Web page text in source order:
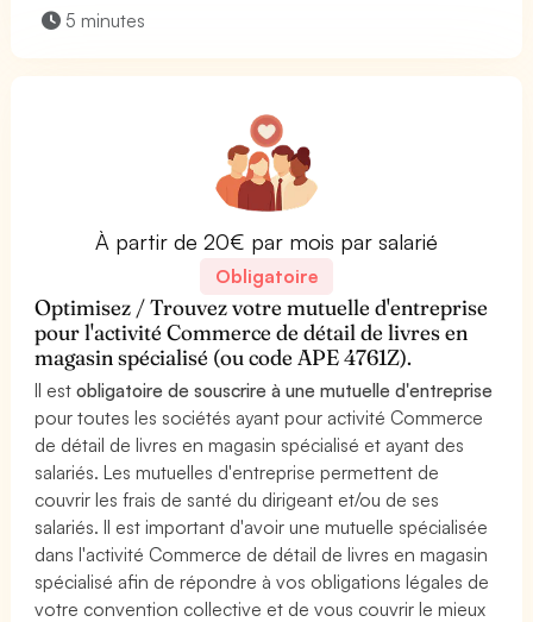
5 minutes
À partir de 20€ par mois par salarié
Obligatoire
Optimisez / Trouvez votre mutuelle d'entreprise
pour l'activité Commerce de détail de livres en
magasin spécialisé (ou code APE 4761Z).
Il estobligatoire de souscrire à une mutuelle d'entreprise
pour toutes les sociétés ayant pour activité Commerce
de détail de livres en magasin spécialisé et ayant des
salariés. Les mutuelles d'entreprise permettent de
couvrir les frais de santé du dirigeant et/ou de ses
salariés. Il est important d'avoir une mutuelle spécialisée
dans l'activité Commerce de détail de livres en magasin
spécialisé afin de répondre à vos obligations légales de
votre convention collective et de vous couvrir le mieux